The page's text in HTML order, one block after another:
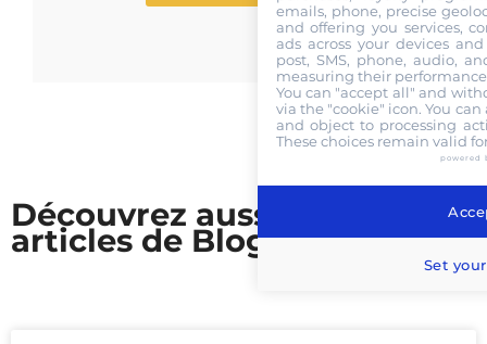
Découvrez aussi nos
articles de Blog
emails, phone, precise
and offering you services,
ads across your devices
post, SMS, phone, audio,
measuring their
You can "accept all" and
via the "cookie" icon. You
and object to processing
These choices remain valid
powered
Set